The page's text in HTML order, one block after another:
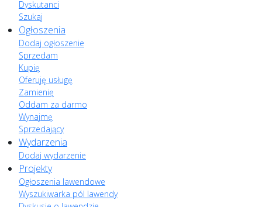
Dyskutanci
Szukaj
Ogłoszenia
Dodaj ogłoszenie
Sprzedam
Kupię
Oferuję usługę
Zamienię
Oddam za darmo
Wynajmę
Sprzedający
Wydarzenia
Dodaj wydarzenie
Projekty
Ogłoszenia lawendowe
Wyszukiwarka pól lawendy